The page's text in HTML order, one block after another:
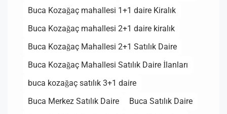
Buca Kozağaç mahallesi 1+1 daire Kiralık
Buca Kozağaç mahallesi 2+1 daire kiralık
Buca Kozağaç Mahallesi 2+1 Satılık Daire
Buca Kozağaç Mahallesi Satılık Daire İlanları
buca kozağaç satılık 3+1 daire
Buca Merkez Satılık Daire
Buca Satılık Daire